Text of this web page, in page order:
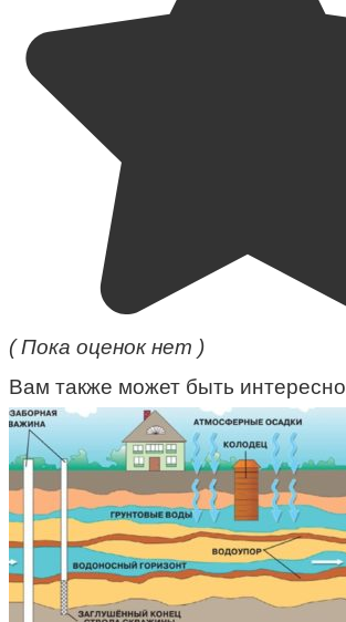
( Пока оценок нет )
Вам также может быть интересно